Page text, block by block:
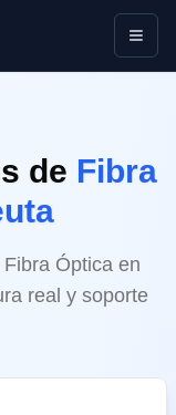
Abrir
de Fibra
Óptica en
real y soporte